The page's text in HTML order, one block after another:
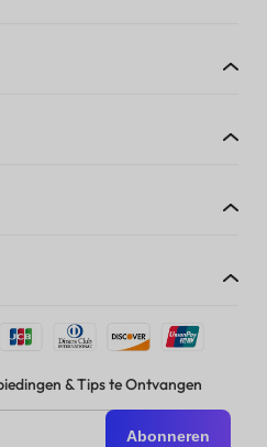
& Tips te Ontvangen
Abonneren